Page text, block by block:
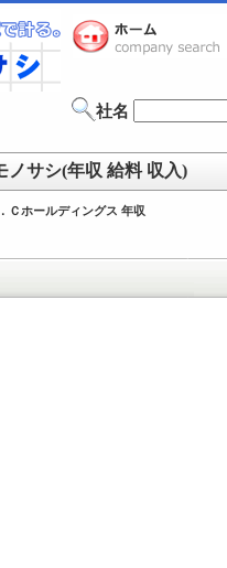
社名
ノサシ(年収 給料 収入)
Ｃホールディングス 年収